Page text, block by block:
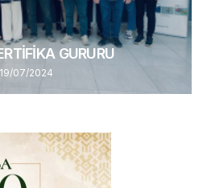
GURURU
19/07/2024